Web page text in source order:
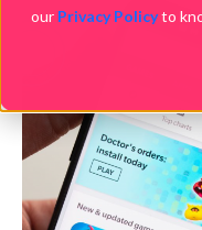
our Privacy Policyto